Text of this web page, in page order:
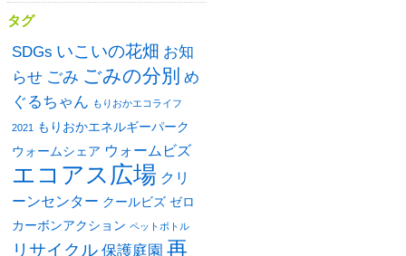
タグ
SDGs いこいの花畑 お知
らせ ごみ ごみの分別 め
ぐるちゃん もりおかエコライフ
2021
もりおかエネルギーパーク
ウォームシェア ウォームビズ
エコアス広場 クリ
ーンセンター クールビズ ゼロ
カーボンアクション ペットボトル
リサイクル 保護庭園 再